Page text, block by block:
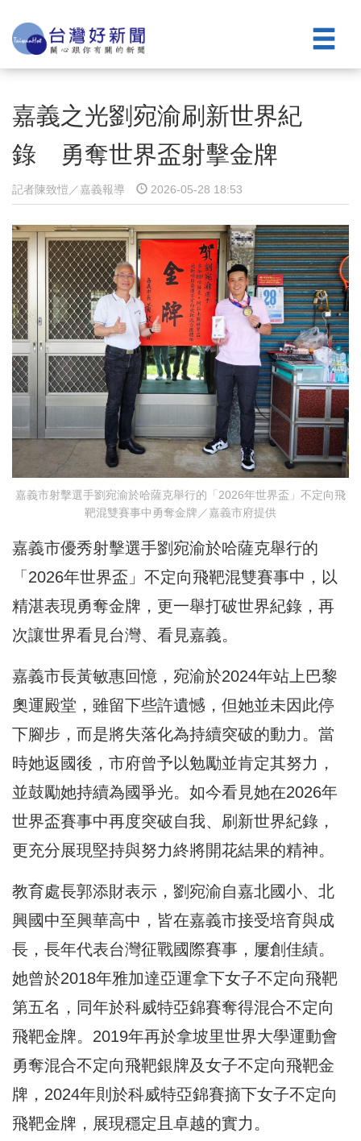
嘉義之光劉宛渝刷新世界紀
錄 勇奪世界盃射擊金牌
記者陳致愷／嘉義報導 2026-05-28 18:53
嘉義市射擊選手劉宛渝於哈薩克舉行的「2026年世界盃」不定向飛
靶混雙賽事中勇奪金牌／嘉義市府提供
嘉義市優秀射擊選手劉宛渝於哈薩克舉行的
「2026年世界盃」不定向飛靶混雙賽事中，以
精湛表現勇奪金牌，更一舉打破世界紀錄，再
次讓世界看見台灣、看見嘉義。
嘉義市長黃敏惠回憶，宛渝於2024年站上巴黎
奧運殿堂，雖留下些許遺憾，但她並未因此停
下腳步，而是將失落化為持續突破的動力。當
時她返國後，市府曾予以勉勵並肯定其努力，
並鼓勵她持續為國爭光。如今看見她在2026年
世界盃賽事中再度突破自我、刷新世界紀錄，
更充分展現堅持與努力終將開花結果的精神。
教育處長郭添財表示，劉宛渝自嘉北國小、北
興國中至興華高中，皆在嘉義市接受培育與成
長，長年代表台灣征戰國際賽事，屢創佳績。
她曾於2018年雅加達亞運拿下女子不定向飛靶
第五名，同年於科威特亞錦賽奪得混合不定向
飛靶金牌。2019年再於拿坡里世界大學運動會
勇奪混合不定向飛靶銀牌及女子不定向飛靶金
牌，2024年則於科威特亞錦賽摘下女子不定向
飛靶金牌，展現穩定且卓越的實力。